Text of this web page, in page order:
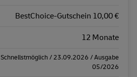
BestChoice-Gutschein 10,00 €
12 Monate
Schnellstmöglich / 23.09.2026 / Ausgabe
05/2026